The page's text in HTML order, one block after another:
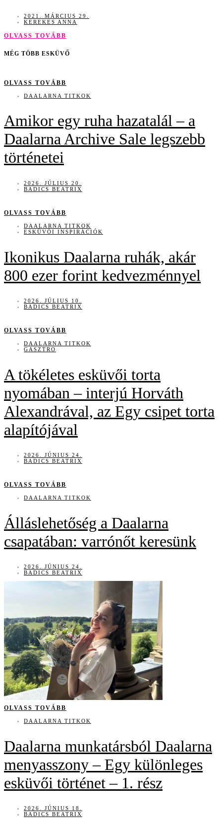
2021. MÁRCIUS 29.
KEREKES ANNA
OLVASS TOVÁBB
MÉG TÖBB ESKÜVŐ
OLVASS TOVÁBB
DAALARNA TITKOK
Amikor egy ruha hazatalál – a
Daalarna Archive Sale legszebb
történetei
2026. JÚLIUS 20.
BADICS BEATRIX
OLVASS TOVÁBB
DAALARNA TITKOK
ESKÜVŐI INSPIRÁCIÓK
Ikonikus Daalarna ruhák, akár
800 ezer forint kedvezménnyel
2026. JÚLIUS 10.
BADICS BEATRIX
OLVASS TOVÁBB
DAALARNA TITKOK
GASZTRO
A tökéletes esküvői torta
nyomában – interjú Horváth
Alexandrával, az Egy csipet torta
alapítójával
2026. JÚNIUS 24.
BADICS BEATRIX
OLVASS TOVÁBB
DAALARNA TITKOK
Álláslehetőség a Daalarna
csapatában: varrónőt keresünk
2026. JÚNIUS 24.
BADICS BEATRIX
OLVASS TOVÁBB
DAALARNA TITKOK
Daalarna munkatársból Daalarna
menyasszony – Egy különleges
esküvői történet – 1. rész
2026. JÚNIUS 18.
BADICS BEATRIX